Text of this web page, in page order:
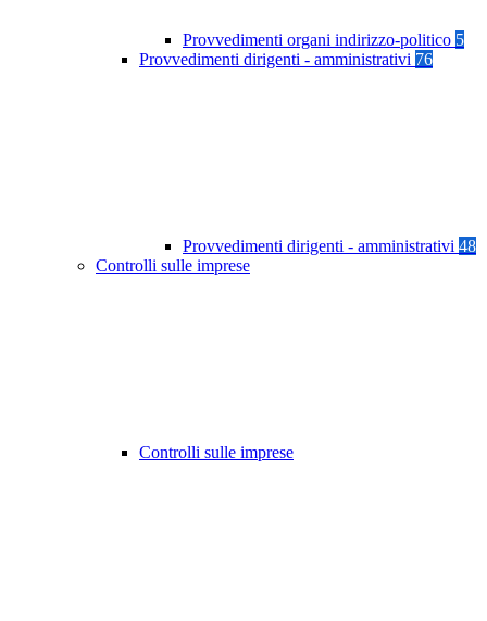
Provvedimenti organi indirizzo-politico 5
Provvedimenti dirigenti - amministrativi 76
Provvedimenti dirigenti - amministrativi 48
Controlli sulle imprese
Controlli sulle imprese